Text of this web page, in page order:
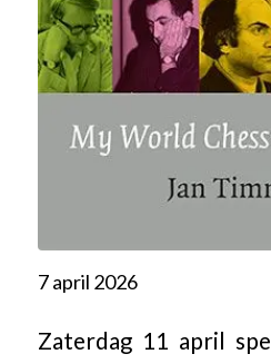
7 april 2026
Zaterdag 11 april